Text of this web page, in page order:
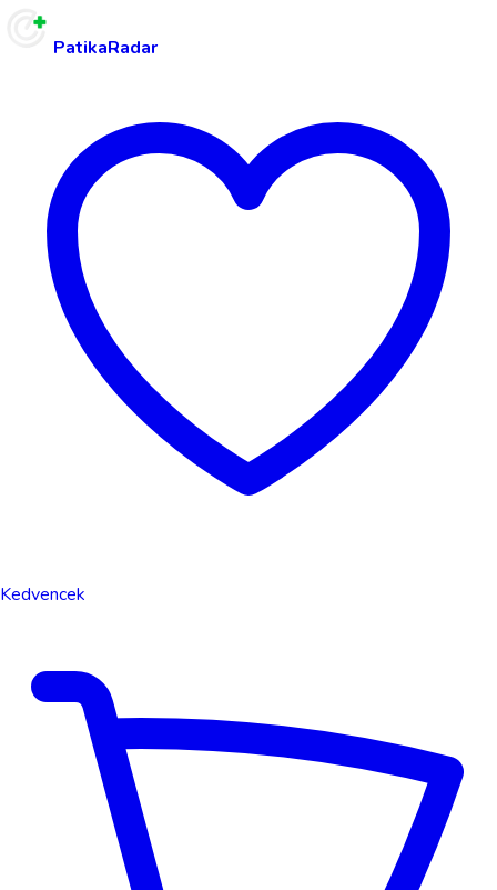
PatikaRadar
Kedvencek